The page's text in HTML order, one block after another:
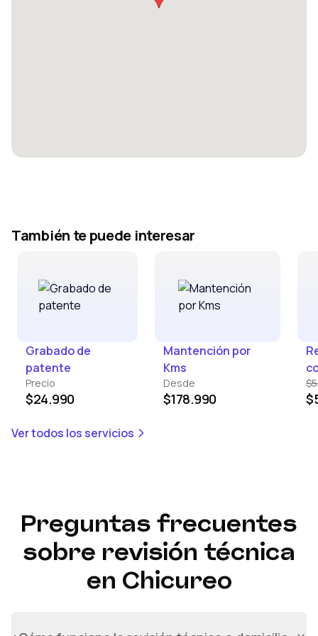
También te puede interesar
Grabado de
patente
Precio
$24.990
Mantención por
Kms
Desde
$178.990
Ver todos los servicios
Preguntas frecuentes
sobre revisión técnica
en Chicureo